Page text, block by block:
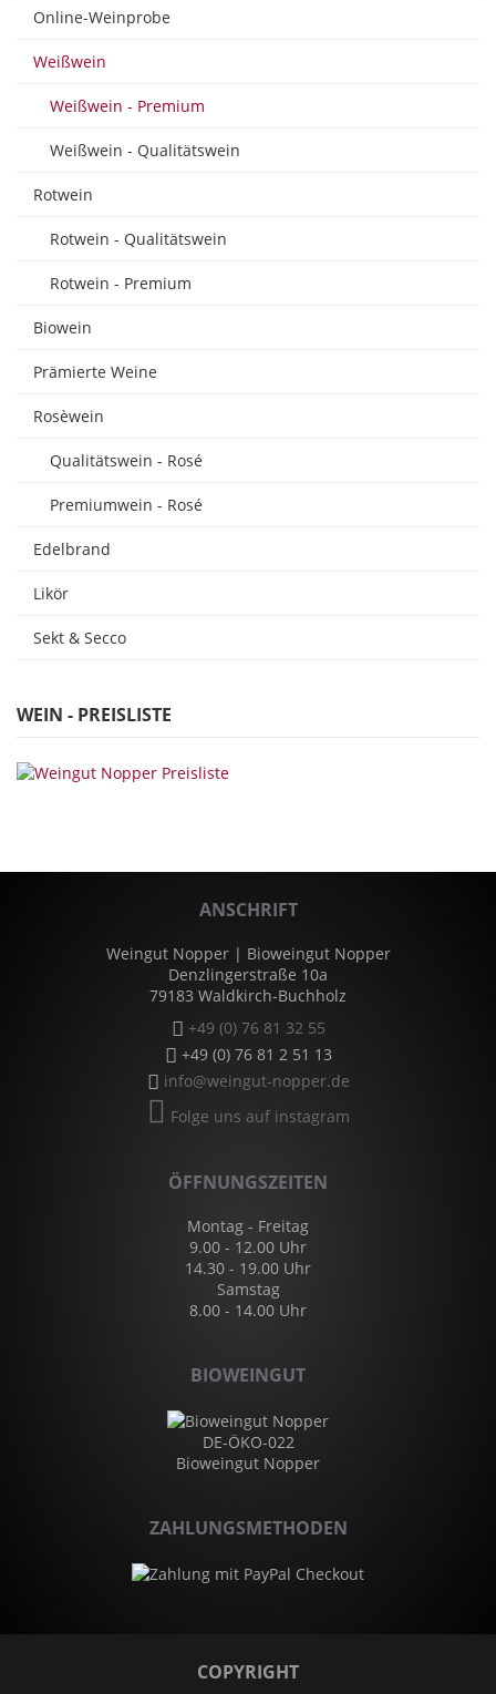
Online-Weinprobe
Weißwein
Weißwein - Premium
Weißwein - Qualitätswein
Rotwein
Rotwein - Qualitätswein
Rotwein - Premium
Biowein
Prämierte Weine
Rosèwein
Qualitätswein - Rosé
Premiumwein - Rosé
Edelbrand
Likör
Sekt & Secco
WEIN - PREISLISTE
ANSCHRIFT
Weingut Nopper | Bioweingut Nopper
Denzlingerstraße 10a
79183 Waldkirch-Buchholz
+49 (0) 76 81 32 55
+49 (0) 76 81 2 51 13
info@weingut-nopper.de
Folge uns auf instagram
ÖFFNUNGSZEITEN
Montag - Freitag
9.00 - 12.00 Uhr
14.30 - 19.00 Uhr
Samstag
8.00 - 14.00 Uhr
BIOWEINGUT
DE-ÖKO-022
Bioweingut Nopper
ZAHLUNGSMETHODEN
COPYRIGHT